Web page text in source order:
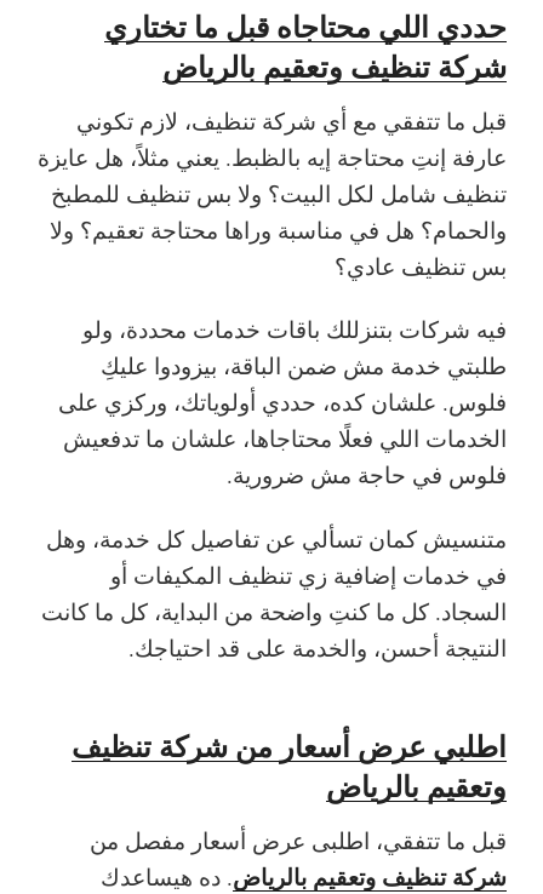
حددي اللي محتاجاه قبل ما تختاري
شركة تنظيف وتعقيم بالرياض
قبل ما تتفقي مع أي شركة تنظيف، لازم تكوني
عارفة إنتِ محتاجة إيه بالظبط. يعني مثلاً، هل عايزة
تنظيف شامل لكل البيت؟ ولا بس تنظيف للمطبخ
والحمام؟ هل في مناسبة وراها محتاجة تعقيم؟ ولا
بس تنظيف عادي؟
فيه شركات بتنزللك باقات خدمات محددة، ولو
طلبتي خدمة مش ضمن الباقة، بيزودوا عليكِ
فلوس. علشان كده، حددي أولوياتك، وركزي على
الخدمات اللي فعلًا محتاجاها، علشان ما تدفعيش
فلوس في حاجة مش ضرورية.
متنسيش كمان تسألي عن تفاصيل كل خدمة، وهل
في خدمات إضافية زي تنظيف المكيفات أو
السجاد. كل ما كنتِ واضحة من البداية، كل ما كانت
النتيجة أحسن، والخدمة على قد احتياجك.
اطلبي عرض أسعار من شركة تنظيف
وتعقيم بالرياض
قبل ما تتفقي، اطلبى عرض أسعار مفصل من
شركة تنظيف وتعقيم بالرياض. ده هيساعدك